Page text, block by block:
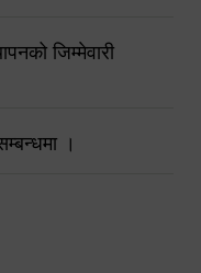
जिम्मेवारी
।